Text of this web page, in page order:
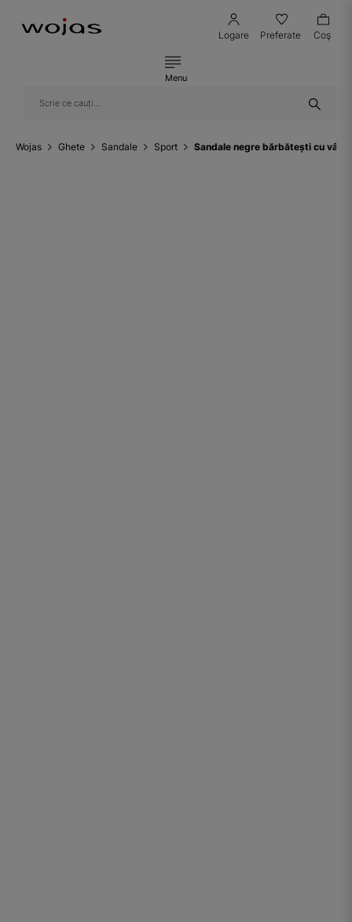
Logare Preferate Coş
Menu
Wojas Ghete Sandale Sport Sandale negre bărbătești cu vârf